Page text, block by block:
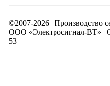
©2007-2026 | Производство
ООО «Электросигнал-ВТ» |
53